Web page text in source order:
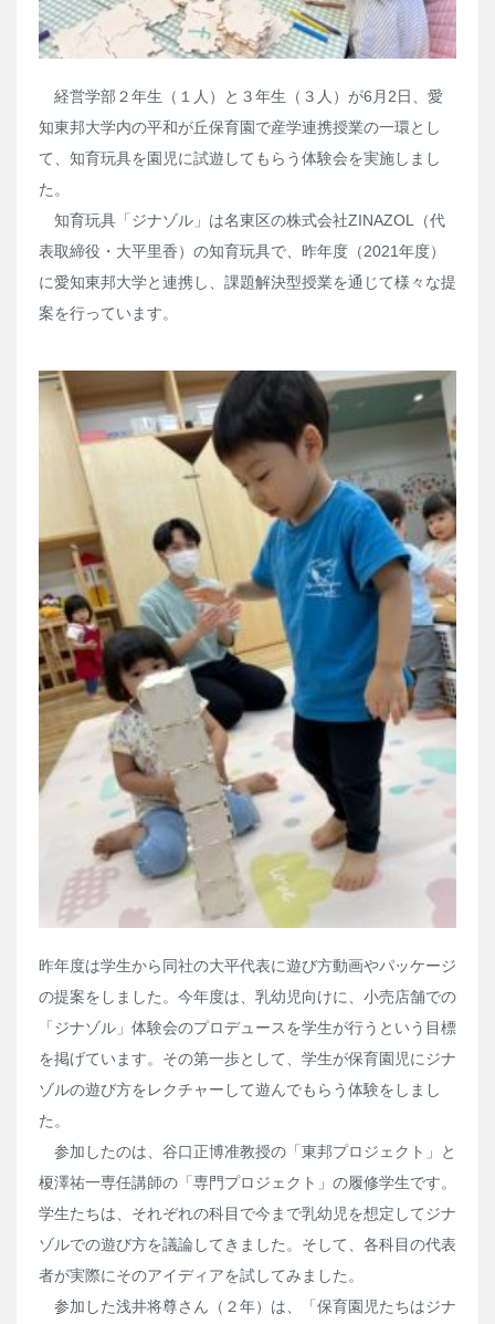
経営学部２年生（１人）と３年生（３人）が6月2日、愛
知東邦大学内の平和が丘保育園で産学連携授業の一環とし
て、知育玩具を園児に試遊してもらう体験会を実施しまし
た。
知育玩具「ジナゾル」は名東区の株式会社ZINAZOL（代
表取締役・大平里香）の知育玩具で、昨年度（2021年度）
に愛知東邦大学と連携し、課題解決型授業を通じて様々な提
案を行っています。
昨年度は学生から同社の大平代表に遊び方動画やパッケージ
の提案をしました。今年度は、乳幼児向けに、小売店舗での
「ジナゾル」体験会のプロデュースを学生が行うという目標
を掲げています。その第一歩として、学生が保育園児にジナ
ゾルの遊び方をレクチャーして遊んでもらう体験をしまし
た。
参加したのは、谷口正博准教授の「東邦プロジェクト」と
榎澤祐一専任講師の「専門プロジェクト」の履修学生です。
学生たちは、それぞれの科目で今まで乳幼児を想定してジナ
ゾルでの遊び方を議論してきました。そして、各科目の代表
者が実際にそのアイディアを試してみました。
参加した浅井将尊さん（２年）は、「保育園児たちはジナ